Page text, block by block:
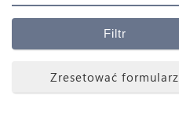
Filtr
Zresetować formularz